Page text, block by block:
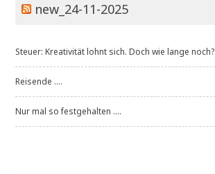
new_24-11-2025
Steuer: Kreativität lohnt sich. Doch wie lange noch?
Reisende ....
Nur mal so festgehalten ....